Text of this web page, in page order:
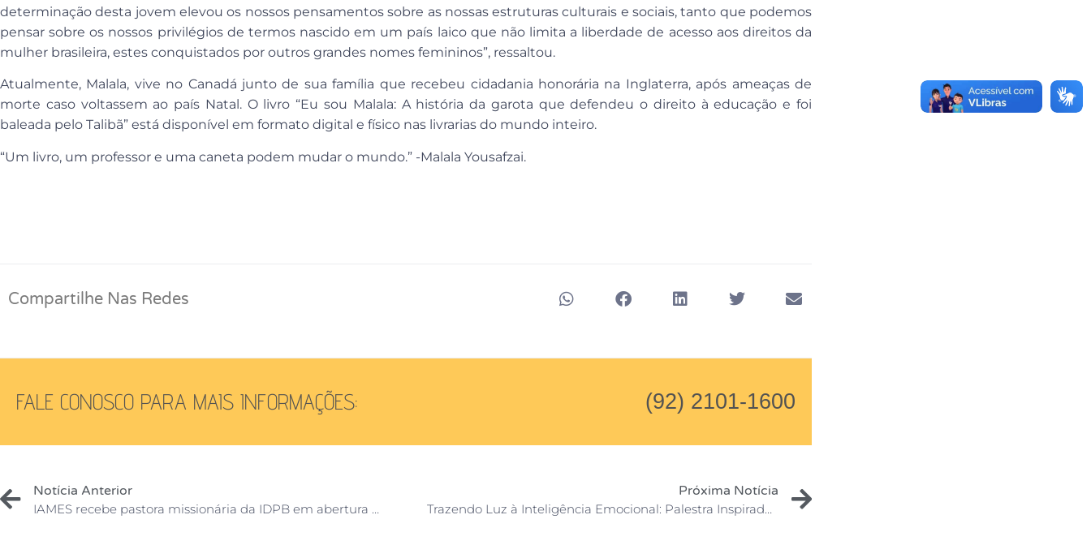
determinação desta jovem elevou os nossos pensamentos sobre as nossas estruturas culturais e sociais, tanto que podemos
pensar sobre os nossos privilégios de termos nascido em um país laico que não limita a liberdade de acesso aos direitos da
mulher brasileira, estes conquistados por outros grandes nomes femininos”, ressaltou.
Atualmente, Malala, vive no Canadá junto de sua família que recebeu cidadania honorária na Inglaterra, após ameaças de
morte caso voltassem ao país Natal. O livro “Eu sou Malala: A história da garota que defendeu o direito à educação e foi
baleada pelo Talibã” está disponível em formato digital e físico nas livrarias do mundo inteiro.
“Um livro, um professor e uma caneta podem mudar o mundo.” -Malala Yousafzai.
Compartilhe Nas Redes
FALE CONOSCO PARA MAIS INFORMAÇÕES: (92) 2101-1600
Notícia Anterior
IAMES recebe pastora missionária da IDPB em abertura da Semana da Mulher
Próxima Notícia
Trazendo Luz à Inteligência Emocional: Palestra Inspiradora no IAMES pelo Dia Internacional da Mulher